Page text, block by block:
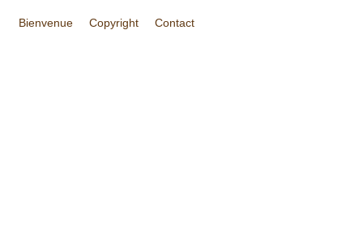
Bienvenue Copyright Contact